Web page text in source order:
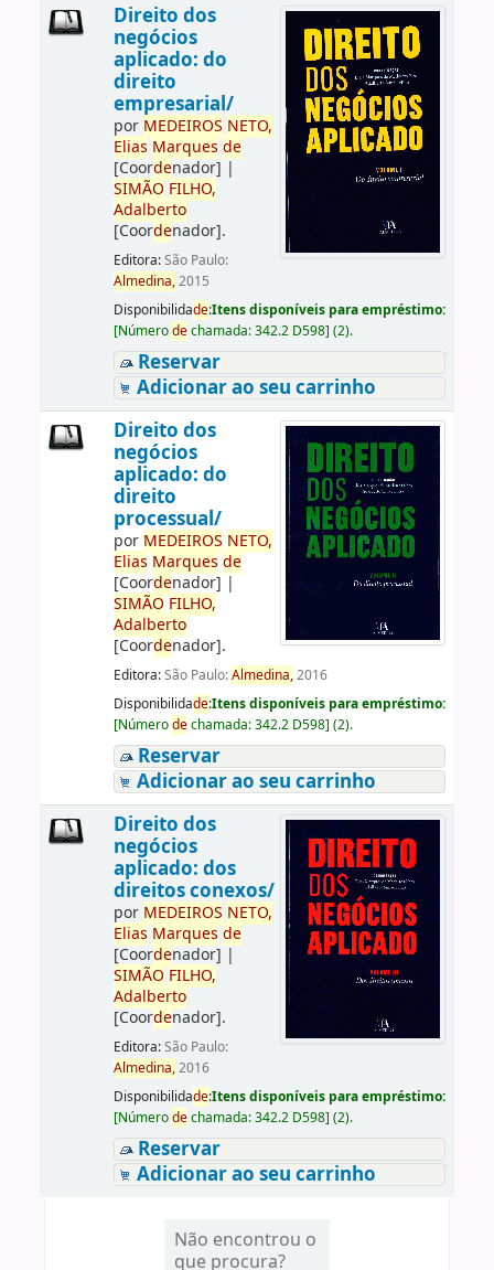
Direito dos
negócios
aplicado: do
direito
empresarial/
por MEDEIROS NETO,
Elias Marques de
[Coordenador] |
SIMÃO FILHO,
Adalberto
[Coordenador].
Editora:São Paulo:
Almedina,2015
Disponibilidade:Itens disponíveis para empréstimo:
[Númerodechamada:342.2 D598] (2).
Reservar
Adicionar ao seu carrinho
Direito dos
negócios
aplicado: do
direito
processual/
por MEDEIROS NETO,
Elias Marques de
[Coordenador] |
SIMÃO FILHO,
Adalberto
[Coordenador].
Editora:São Paulo:Almedina,2016
Disponibilidade:Itens disponíveis para empréstimo:
[Númerodechamada:342.2 D598] (2).
Reservar
Adicionar ao seu carrinho
Direito dos
negócios
aplicado: dos
direitos conexos/
por MEDEIROS NETO,
Elias Marques de
[Coordenador] |
SIMÃO FILHO,
Adalberto
[Coordenador].
Editora:São Paulo:
Almedina,2016
Disponibilidade:Itens disponíveis para empréstimo:
[Númerodechamada:342.2 D598] (2).
Reservar
Adicionar ao seu carrinho
Não encontrou o
que procura?